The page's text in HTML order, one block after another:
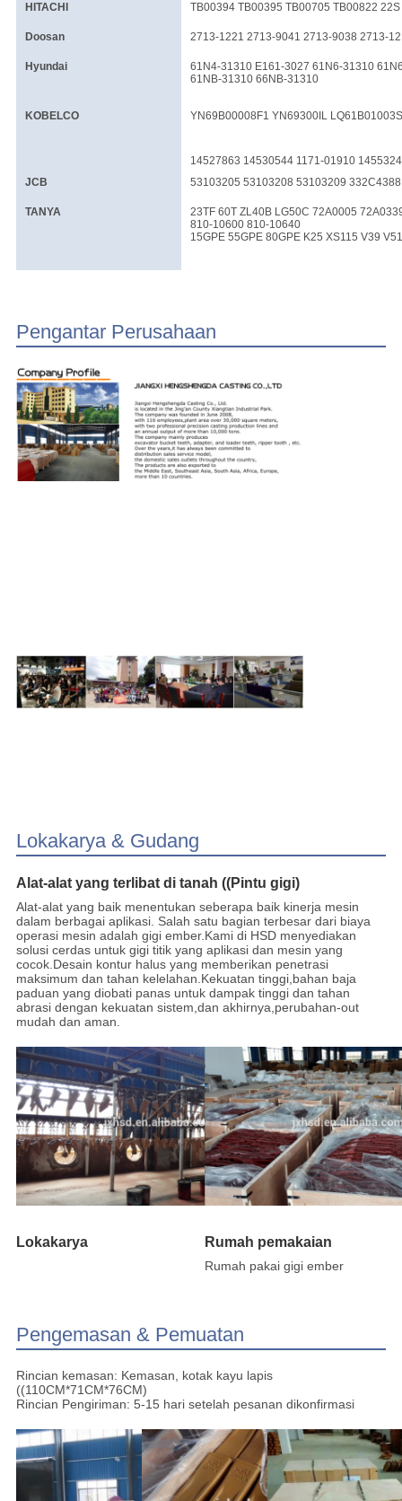
HITACHI
TB00394 TB00395 TB00705 TB00822
Doosan 2713-1221 2713-9041 2713-9038 2713-
Hyundai
61N4-31310 E161-3027 61N6-31310
61NB-31310 66NB-31310
KOBELCO YN69B00008F1 YN69300IL
14527863 14530544 1171-01910
JCB
53103205 53103208 53103209 332C4388
TANYA
23TF 60T ZL40B LG50C 72A0005
810-10600 810-10640
15GPE 55GPE 80GPE K25 XS115 V39
Pengantar Perusahaan
Lokakarya & Gudang
Alat-alat yang terlibat di tanah ((Pintu gigi)
Alat-alat yang baik menentukan seberapa baik kinerja mesin
dalam berbagai aplikasi. Salah satu bagian terbesar dari biaya
operasi mesin adalah gigi ember.Kami di HSD menyediakan
solusi cerdas untuk gigi titik yang aplikasi dan mesin yang
cocok.Desain kontur halus yang memberikan penetrasi
maksimum dan tahan kelelahan.Kekuatan tinggi,bahan baja
paduan yang diobati panas untuk dampak tinggi dan tahan
abrasi dengan kekuatan sistem,dan akhirnya,perubahan-out
mudah dan aman.
Lokakarya Rumah pemakaian
Rumah pakai gigi ember
Pengemasan & Pemuatan
Rincian kemasan: Kemasan, kotak kayu lapis
((110CM*71CM*76CM)
Rincian Pengiriman: 5-15 hari setelah pesanan dikonfirmasi